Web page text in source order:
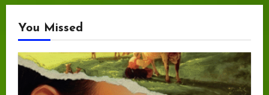
You Missed